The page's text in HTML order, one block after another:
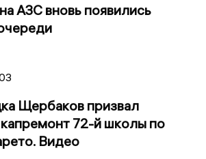
АЗС вновь появились
Щербаков призвал
72-й школы по
Видео